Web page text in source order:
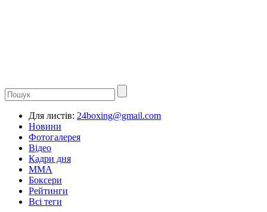
Для листів: 24boxing@gmail.com
Новини
Фотогалерея
Відео
Кадри дня
ММА
Боксери
Рейтинги
Всі теги